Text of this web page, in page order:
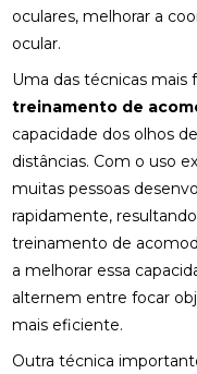
oculares, melhorar a
ocular.
Uma das técnicas mais
treinamento de
capacidade dos olhos
distâncias. Com o uso
muitas pessoas
rapidamente,
treinamento de
a melhorar essa
alternem entre focar
mais eficiente.
Outra técnica
COMO A CONSULTA COM UM ACUPUNTURISTA
PODE
COMO A FISIOTERAPIA PODE AJUDAR NA
REABILITAÇÃO DO
COMO A FISIOTERAPIA RESPIRATÓRIA DOMICILIAR
PODE MELHORAR
COMO A OSTEOPATIA PARA COLUNA PODE
MELHORAR SUA
COMO A OSTEOPATIA PARA COLUNA PODE
TRANSFORMAR
TRATAMENTO DA